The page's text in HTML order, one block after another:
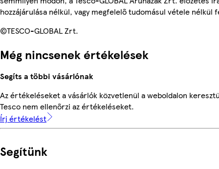
hozzájárulása nélkül, vagy megfelelő tudomásul vétele nélkül
©TESCO-GLOBAL Zrt.
Még nincsenek értékelések
Segíts a többi vásárlónak
Az értékeléseket a vásárlók közvetlenül a weboldalon
Tesco nem ellenőrzi az értékeléseket.
Írj értékelést
Segítünk